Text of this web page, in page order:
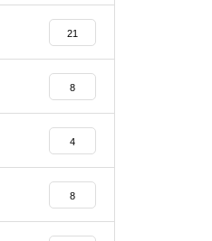
21
8
4
8